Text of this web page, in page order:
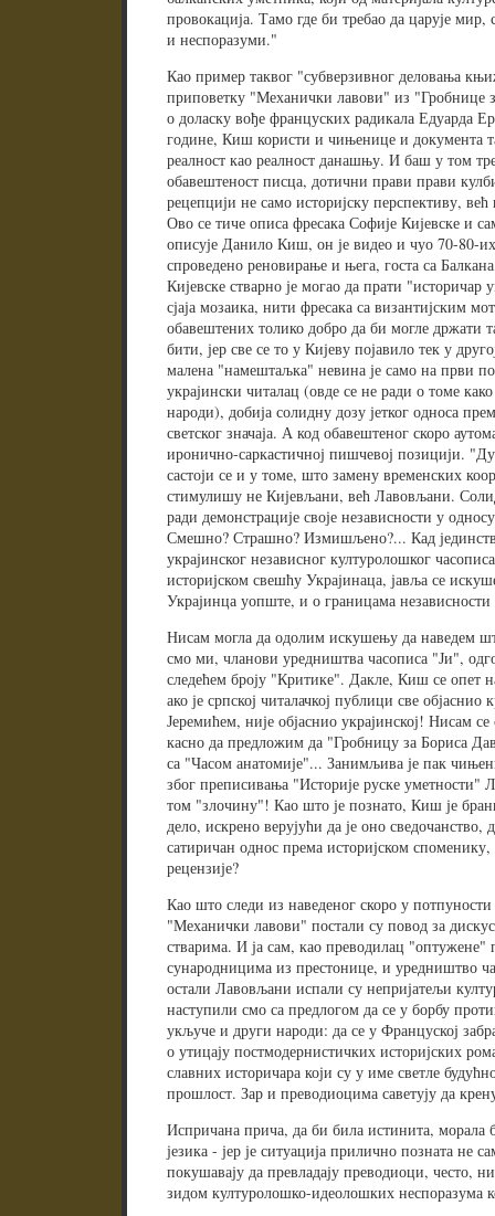
провокација. Тамо где би требао да царује
и неспоразуми."
Као пример таквог "субверзивног деловања
приповетку "Механички лавови" из "Гробнице
о доласку вође француских радикала Едуарда
године, Киш користи и чињенице и документа
реалност као реалност данашњу. И баш у том
обавештеност писца, дотични прави прави
рецепцији не само историјску перспективу,
Ово се тиче описа фресака Софије Кијевске и
описује Данило Киш, он је видео и чуо 70-80-
спроведено реновирање и њега, госта са
Кијевске стварно је могао да прати
сјаја мозаика, нити фресака са византијским
обавештених толико добро да би могле држати
бити, јер све се то у Кијеву појавило тек у
малена "намештаљка" невина је само на први
украјински читалац (овде се не ради о томе
народи), добија солидну дозу јетког односа
светског значаја. А код обавештеног скоро
иронично-саркастичној пишчевој позицији.
састоји се и у томе, што замену временских
стимулишу не Кијевљани, већ Лавовљани.
ради демонстрације своје независности у
Смешно? Страшно? Измишљено?... Кад
украјинског независног културолошког
историјском свешћу Украјинаца, јавља се
Украјинца уопште, и о границама
Нисам могла да одолим искушењу да наведем
смо ми, чланови уредништва часописа "Ји",
следећем броју "Критике". Дакле, Киш се опет
ако је српској читалачкој публици све
Јеремићем, није објаснио украјинској! Нисам
касно да предложим да "Гробницу за Бориса
са "Часом анатомије"... Занимљива је пак
због преписивања "Историје руске уметности"
том "злочину"! Као што је познато, Киш је
дело, искрено верујући да је оно
сатиричан однос према историјском
рецензије?
Као што следи из наведеног скоро у
"Механички лавови" постали су повод за
стварима. И ја сам, као преводилац "оптужене"
сународницима из престонице, и уредништво
остали Лавовљани испали су непријатељи
наступили смо са предлогом да се у борбу
укључе и други народи: да се у Француској
о утицају постмодернистичких историјских
славних историчара који су у име светле
прошлост. Зар и преводиоцима саветују да
Испричана прича, да би била истинита, морала
језика - јер је ситуација прилично позната не
покушавају да превладају преводиоци, често,
зидом културолошко-идеолошких неспоразума